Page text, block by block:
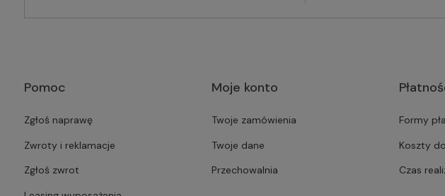
Pomoc
Zgłoś naprawę
Zwroty i reklamacje
Zgłoś zwrot
Moje konto
Twoje zamówienia
Twoje dane
Przechowalnia
Formy
Koszty
Czas